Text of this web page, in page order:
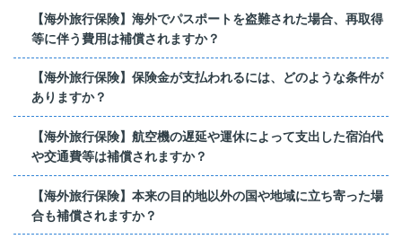
【海外旅行保険】海外でパスポートを盗難された場合、再取得
等に伴う費用は補償されますか？
【海外旅行保険】保険金が支払われるには、どのような条件が
ありますか？
【海外旅行保険】航空機の遅延や運休によって支出した宿泊代
や交通費等は補償されますか？
【海外旅行保険】本来の目的地以外の国や地域に立ち寄った場
合も補償されますか？